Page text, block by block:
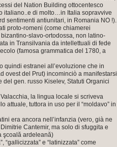
del Nation Building ottocentesco
italiano..e di molto…in Italia sopravvive
sentimenti antiunitari, in Romania NO !).
proto-romeni (come chiamerei
slavo-ortodossa, non latino-
in Transilvania da intellettuali di fede
(famosa grammatica del 1780, a
quindi estranei all’evoluzione che in
ovest del Prut) incominciò a manifestarsi
gen. russo Kiselev, Statuti Organici
la lingua locale si scriveva
attuale, tuttora in uso per il “moldavo” in
era ancora nell’infanzia (vero, già ne
Cantemir, ma solo di sfuggita e
şcoală ardeleană)
“gallicizzata” e “latinizzata” come